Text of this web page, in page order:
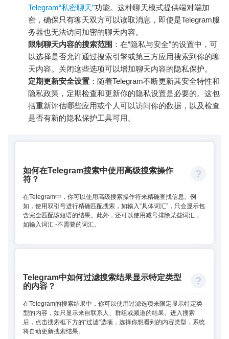
Telegram“私密聊天”功能。这种聊天模式提供端对端加
密，确保只有聊天双方可以读取消息，即使是Telegram服
务器也无法访问加密的聊天内容。
限制聊天内容的搜索范围 ：在“隐私与安全”的设置中，可
以选择是否允许通过搜索引擎或第三方应用搜索到你的聊
天内容。关闭这些选项可以增加聊天内容的隐私保护。
定期更新安全设置 ：随着Telegram不断更新其安全特性和
隐私政策，定期检查和更新你的隐私设置是必要的。这包
括重新评估哪些应用或个人可以访问你的数据，以及检查
是否有新的隐私保护工具可用。
如何在Telegram搜索中使用高级搜索操作
符？
在Telegram中，你可以使用高级搜索操作符来精确查找信息。例
如，使用双引号进行精确匹配搜索，如输入”具体词汇”，只会显示包
含完全匹配该短语的结果。此外，还可以使用减号排除某些词汇，
如输入词汇 -不需要的词汇。
Telegram中如何过滤搜索结果显示特定类型
的内容？
在Telegram的搜索结果中，你可以使用过滤选项来限定显示特定类
型的内容，如只显示来自联系人、群组或频道的结果。进入搜索
后，点击搜索框下方的“过滤”选项，选择你想看到的内容类型，系统
将自动更新搜索结果。